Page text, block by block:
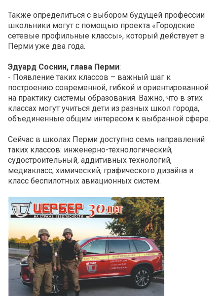
Также определиться с выбором будущей профессии
школьники могут с помощью проекта «Городские
сетевые профильные классы», который действует в
Перми уже два года.
Эдуард Соснин, глава Перми:
- Появление таких классов – важный шаг к
построению современной, гибкой и ориентированной
на практику системы образования. Важно, что в этих
классах могут учиться дети из разных школ города,
объединенные общим интересом к выбранной сфере.
Сейчас в школах Перми доступно семь направлений
таких классов: инженерно-технологический,
судостроительный, аддитивных технологий,
медиакласс, химический, графического дизайна и
класс беспилотных авиационных систем.